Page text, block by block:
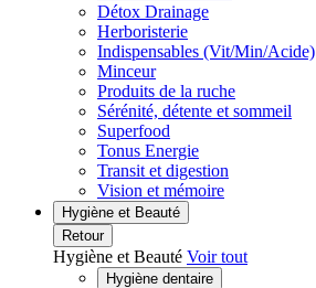
Détox Drainage
Herboristerie
Indispensables (Vit/Min/Acide)
Minceur
Produits de la ruche
Sérénité, détente et sommeil
Superfood
Tonus Energie
Transit et digestion
Vision et mémoire
Hygiène et Beauté
Retour
Hygiène et Beauté Voir tout
Hygiène dentaire